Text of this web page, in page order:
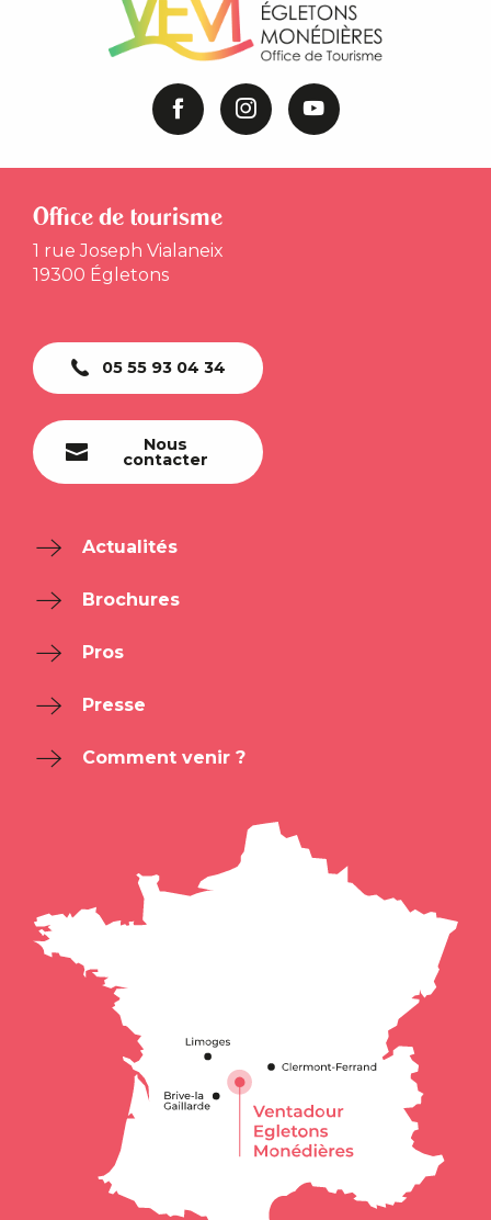
Office de tourisme
1 rue Joseph Vialaneix
19300 Égletons
05 55 93 04 34
Nous
contacter
Actualités
Brochures
Pros
Presse
Comment venir ?